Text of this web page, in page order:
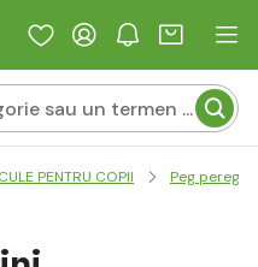
PENTRU COPII Peg perego